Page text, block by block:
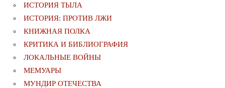
ИСТОРИЯ ТЫЛА
ИСТОРИЯ: ПРОТИВ ЛЖИ
КНИЖНАЯ ПОЛКА
КРИТИКА И БИБЛИОГРАФИЯ
ЛОКАЛЬНЫЕ ВОЙНЫ
МЕМУАРЫ
МУНДИР ОТЕЧЕСТВА